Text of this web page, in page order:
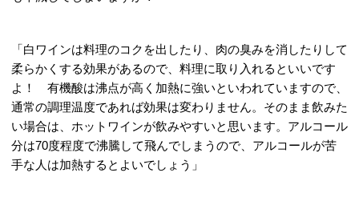
「白ワインは料理のコクを出したり、肉の臭みを消したりして
柔らかくする効果があるので、料理に取り入れるといいです
よ！ 有機酸は沸点が高く加熱に強いといわれていますので、
通常の調理温度であれば効果は変わりません。そのまま飲みた
い場合は、ホットワインが飲みやすいと思います。アルコール
分は70度程度で沸騰して飛んでしまうので、アルコールが苦
手な人は加熱するとよいでしょう」